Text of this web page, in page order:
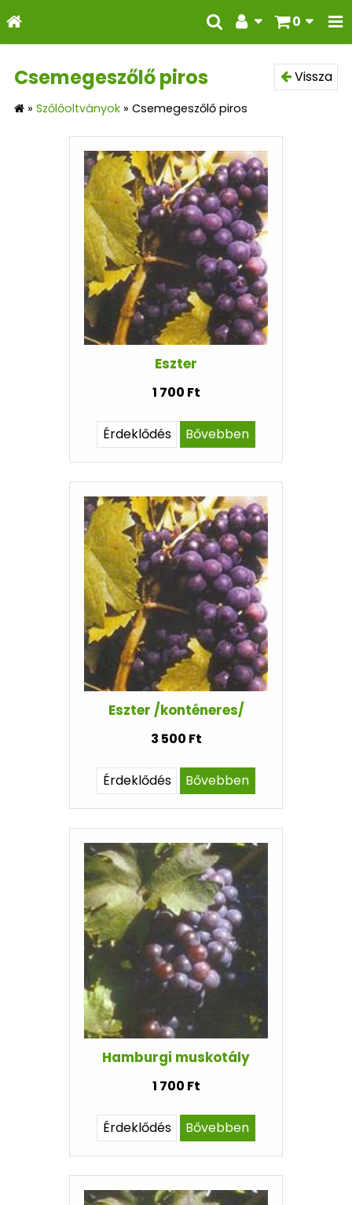
0
Vissza
Csemegeszőlő piros
» Szőlőoltványok » Csemegeszőlő piros
Eszter
1 700 Ft
Érdeklődés Bővebben
Eszter /konténeres/
3 500 Ft
Érdeklődés Bővebben
Hamburgi muskotály
1 700 Ft
Érdeklődés Bővebben